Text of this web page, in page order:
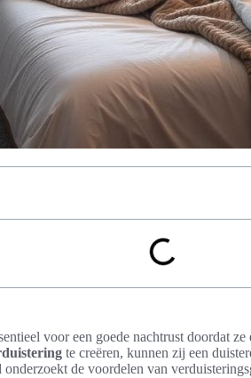
voor een goede nachtrust doordat
te creëren, kunnen zij een
de voordelen van